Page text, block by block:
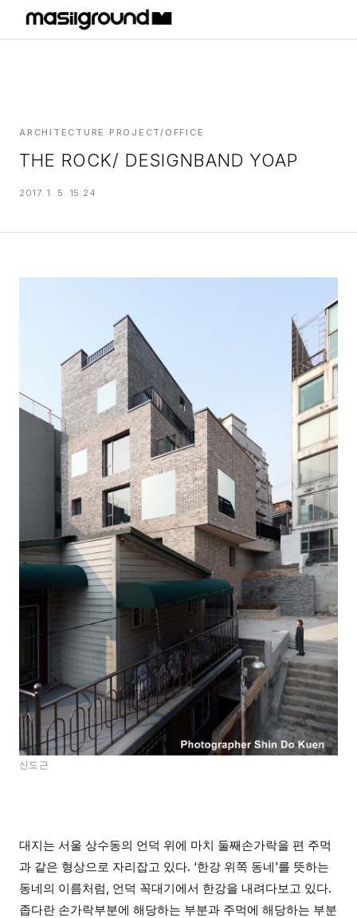
PROJECTS
MASILWIDE
ARCHITECTURE PROJECT/OFFICE
THE ROCK/ DESIGNBAND YOAP
2017. 1. 5. 15:24
신도근
대지는 서울 상수동의 언덕 위에 마치 둘째손가락을 편 주먹
과 같은 형상으로 자리잡고 있다. ‘한강 위쪽 동네’를 뜻하는
동네의 이름처럼, 언덕 꼭대기에서 한강을 내려다보고 있다.
좁다란 손가락부분에 해당하는 부분과 주먹에 해당하는 부분